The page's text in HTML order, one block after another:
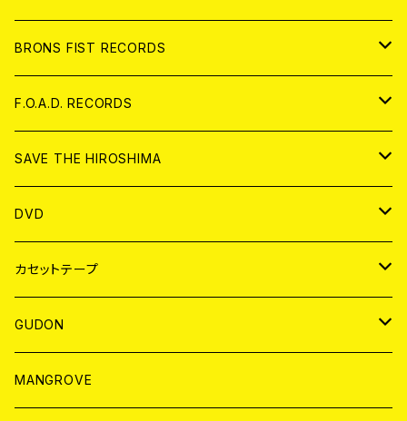
アパレル
ANALOG
BRONS FIST RECORDS
CD
ANALOG
F.O.A.D. RECORDS
CD
ANALOG
SAVE THE HIROSHIMA
アパレル
BADGE
DVD
JAPAN
WORLD
カセットテープ
JAPAN
WORLD
GUDON
アパレル
MANGROVE